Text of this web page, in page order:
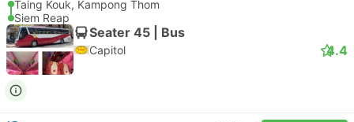
Taing Kouk, Kampong Thom
Siem Reap
Seater 45 | Bus
Capitol 4.4